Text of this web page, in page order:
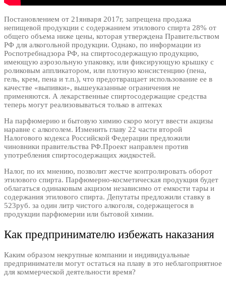
Постановлением от 21января 2017г, запрещена продажа
непищевой продукции с содержанием этилового спирта 28% от
общего объема ниже цены, которая утверждена Правительством
РФ для алкогольной продукции. Однако, по информации из
Роспотребнадзора РФ, на спиртосодержащую продукцию,
имеющую аэрозольную упаковку, или фиксирующую крышку с
роликовым аппликатором, или плотную консистенцию (пена,
гель, крем, пена и т.п.), что предотвращает использование ее в
качестве «выпивки», вышеуказанные ограничения не
применяются. А лекарственные спиртосодержащие средства
теперь могут реализовываться только в аптеках
На парфюмерию и бытовую химию скоро могут ввести акцизы
наравне с алкоголем. Изменить главу 22 части второй
Налогового кодекса Российской Федерации предложили
чиновники правительства РФ.Проект направлен против
употребления спиртосодержащих жидкостей.
Налог, по их мнению, позволит жестче контролировать оборот
этилового спирта. Парфюмерно-косметическая продукция будет
облагаться одинаковым акцизом независимо от емкости тары и
содержания этилового спирта. Депутаты предложили ставку в
523руб. за один литр чистого алкоголя, содержащегося в
продукции парфюмерии или бытовой химии.
Как предпринимателю избежать наказания
Каким образом некрупные компании и индивидуальные
предприниматели могут остаться на плаву в это неблагоприятное
для коммерческой деятельности время?